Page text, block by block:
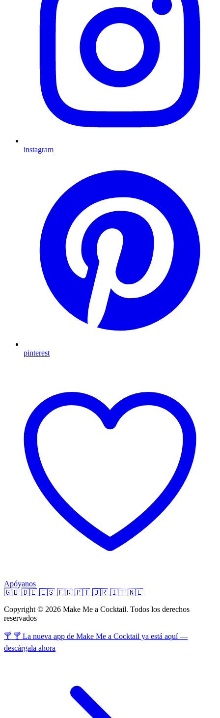
instagram
pinterest
Apóyanos
🇬🇧 🇩🇪 🇪🇸 🇫🇷 🇵🇹 🇧🇷 🇮🇹 🇳🇱
Copyright © 2026 Make Me a Cocktail. Todos los derechos
reservados
🍸 🍸 La nueva app de Make Me a Cocktail ya está aquí —
descárgala ahora